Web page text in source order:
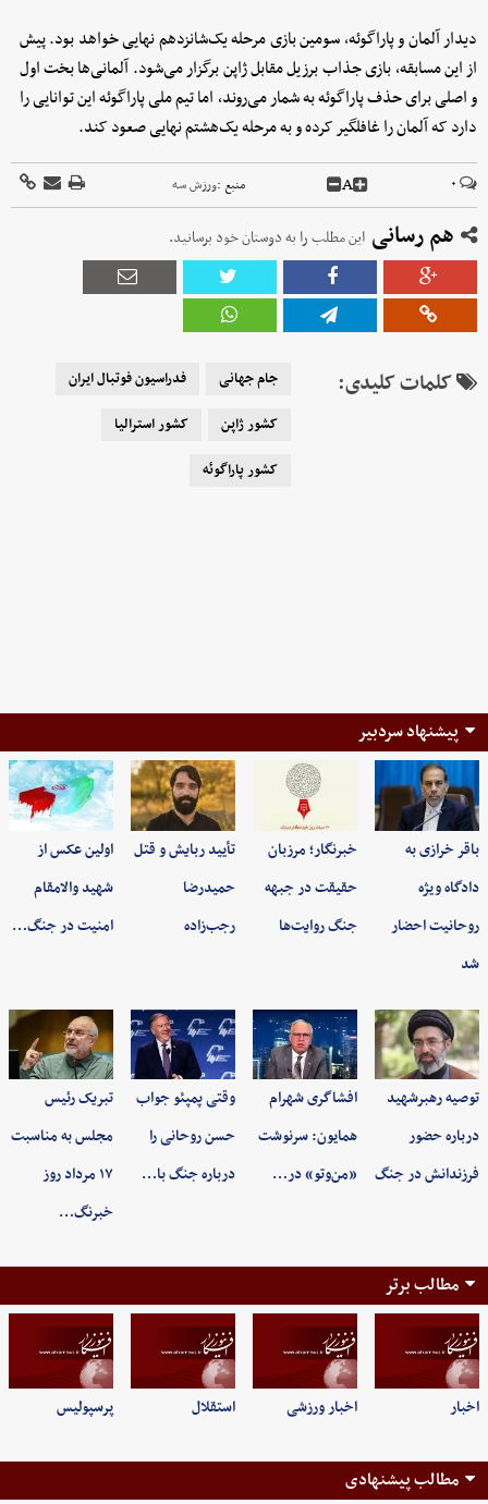
دیدار آلمان و پاراگوئه، سومین بازی مرحله یک‌شانزدهم نهایی خواهد بود. پیش
از این مسابقه، بازی جذاب برزیل مقابل ژاپن برگزار می‌شود. آلمانی‌ها بخت اول
و اصلی برای حذف پاراگوئه به شمار می‌روند، اما تیم ملی پاراگوئه این توانایی را
دارد که آلمان را غافلگیر کرده و به مرحله یک‌هشتم نهایی صعود کند.
۰ A منبع :ورزش سه
هم رسانی این مطلب را به دوستان خود برسانید.
کلمات کلیدی: جام جهانی
فدراسیون فوتبال ایران
کشور ژاپن
کشور استرالیا
کشور پاراگوئه
پیشنهاد سردبیر
باقر خرازی به
دادگاه ویژه
روحانیت احضار
شد
خبرنگار؛ مرزبان
حقیقت در جبهه
جنگ روایت‌ها
تأیید ربایش و قتل
حمیدرضا
رجب‌زاده
اولین عکس از
شهید والامقام
امنیت در جنگ…
توصیه رهبرشهید
درباره حضور
فرزندانش در جنگ
افشاگری شهرام
همایون: سرنوشت
«من‌وتو» در…
وقتی پمپئو جواب
حسن روحانی را
درباره جنگ با…
تبریک رئیس
مجلس به مناسبت
۱۷ مرداد روز
خبرنگ…
مطالب برتر
اخبار اخبار ورزشی استقلال پرسپولیس
مطالب پیشنهادی